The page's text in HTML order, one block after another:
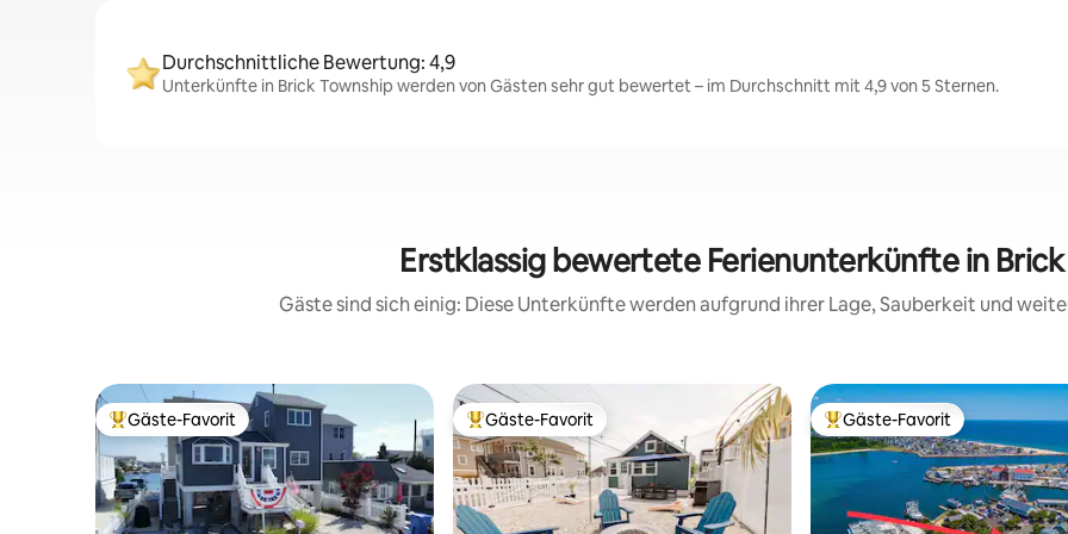
Durchschnittliche Bewertung: 4,9
Unterkünfte in Brick Township werden von Gästen sehr gut bewertet – im Durchschnitt mit 4,9 von 5 Sternen.
Erstklassig bewertete Ferienunterkünfte in
Gäste sind sich einig: Diese Unterkünfte werden aufgrund ihrer Lage, Sauberkeit und
Beliebter Gäste-Favorit.
Gäste-Favorit Beliebter Gäste-Favorit.
Gäste-Favorit Beliebter Gäste-Favorit.
Gäste-Favorit